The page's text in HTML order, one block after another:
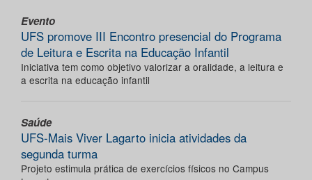
Evento
UFS promove III Encontro presencial do Programa
de Leitura e Escrita na Educação Infantil
Iniciativa tem como objetivo valorizar a oralidade, a leitura e
a escrita na educação infantil
Saúde
UFS-Mais Viver Lagarto inicia atividades da
segunda turma
Projeto estimula prática de exercícios físicos no Campus